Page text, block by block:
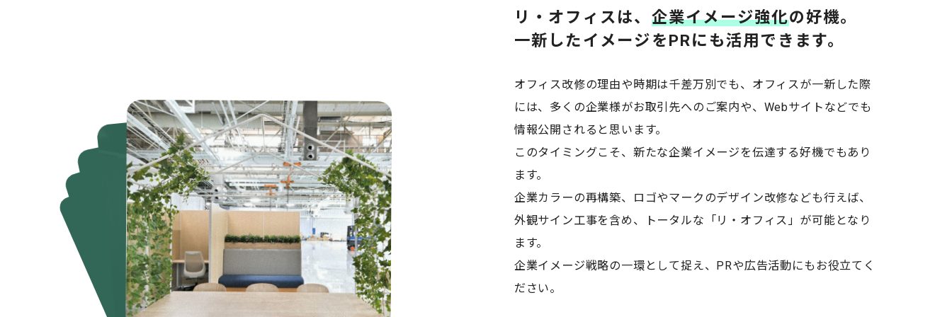
リ・オフィスは、 企業イメージ強化の好機。
一新したイメージをPRにも活用できます。
オフィス改修の理由や時期は千差万別でも、オフィスが一新した際
には、多くの企業様がお取引先へのご案内や、Webサイトなどでも
情報公開されると思います。
このタイミングこそ、新たな企業イメージを伝達する好機でもあり
ます。
企業カラーの再構築、ロゴやマークのデザイン改修なども行えば、
外観サイン工事を含め、トータルな「リ・オフィス」が可能となり
ます。
企業イメージ戦略の一環として捉え、PRや広告活動にもお役立てく
ださい。